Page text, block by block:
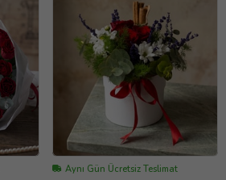
Aynı Gün Ücretsiz Teslimat